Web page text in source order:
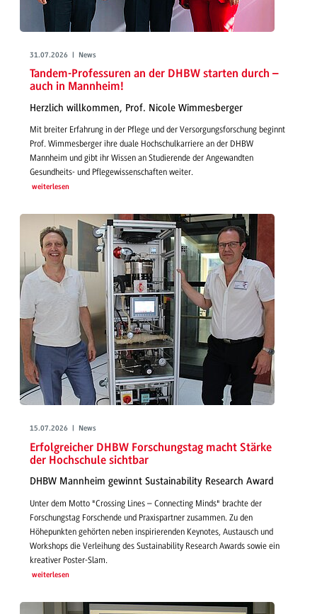
31.07.2026 | News
Tandem-Professuren an der DHBW starten durch –
auch in Mannheim!
Herzlich willkommen, Prof. Nicole Wimmesberger
Mit breiter Erfahrung in der Pflege und der Versorgungsforschung beginnt
Prof. Wimmesberger ihre duale Hochschulkarriere an der DHBW
Mannheim und gibt ihr Wissen an Studierende der Angewandten
Gesundheits- und Pflegewissenschaften weiter.
weiterlesen
15.07.2026 | News
Erfolgreicher DHBW Forschungstag macht Stärke
der Hochschule sichtbar
DHBW Mannheim gewinnt Sustainability Research Award
Unter dem Motto "Crossing Lines – Connecting Minds" brachte der
Forschungstag Forschende und Praxispartner zusammen. Zu den
Höhepunkten gehörten neben inspirierenden Keynotes, Austausch und
Workshops die Verleihung des Sustainability Research Awards sowie ein
kreativer Poster-Slam.
weiterlesen